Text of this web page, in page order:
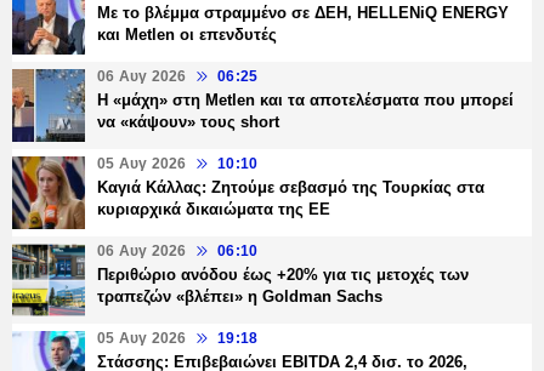
Με το βλέμμα στραμμένο σε ΔΕΗ, HELLENiQ ENERGY
και Metlen οι επενδυτές
06 Αυγ 2026 06:25
H «μάχη» στη Metlen και τα αποτελέσματα που μπορεί
να «κάψουν» τους short
05 Αυγ 2026 10:10
Καγιά Κάλλας: Ζητούμε σεβασμό της Τουρκίας στα
κυριαρχικά δικαιώματα της ΕΕ
06 Αυγ 2026 06:10
Περιθώριο ανόδου έως +20% για τις μετοχές των
τραπεζών «βλέπει» η Goldman Sachs
05 Αυγ 2026 19:18
Στάσσης: Επιβεβαιώνει EBITDA 2,4 δισ. το 2026,